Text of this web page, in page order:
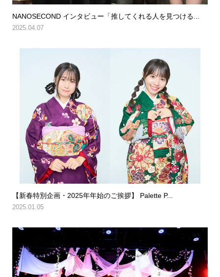
NANOSECOND インタビュー「推してくれる人を見つける...
2025.04.07
【新春特別企画・2025年年始のご挨拶】 Palette P...
2025.01.05